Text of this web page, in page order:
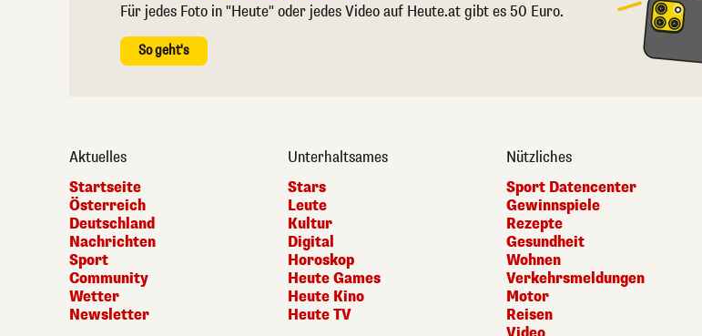
Für jedes Foto in "Heute" oder jedes Video auf Heute.at gibt es 50 Euro.
So geht's
Aktuelles
Startseite
Österreich
Deutschland
Nachrichten
Sport
Community
Wetter
Newsletter
Unterhaltsames
Stars
Leute
Kultur
Digital
Horoskop
Heute Games
Heute Kino
Heute TV
Nützliches
Sport Datencenter
Gewinnspiele
Rezepte
Gesundheit
Wohnen
Verkehrsmeldungen
Motor
Reisen